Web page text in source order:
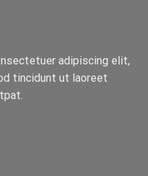
adipiscing elit,
tincidunt ut laoreet